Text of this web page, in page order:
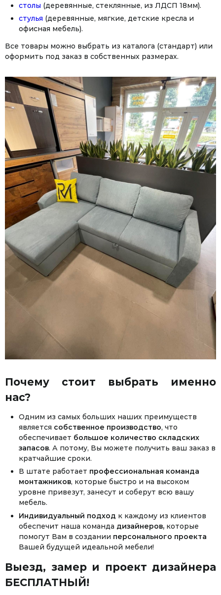
столы (деревянные, стеклянные, из ЛДСП 18мм).
стулья (деревянные, мягкие, детские кресла и
офисная мебель).
Все товары можно выбрать из каталога (стандарт) или
оформить под заказ в собственных размерах.
Почему стоит выбрать именно
нас?
Одним из самых больших наших преимуществ
является собственное производство, что
обеспечивает большое количество складских
запасов. А потому, Вы можете получить ваш заказ в
кратчайшие сроки.
В штате работает профессиональная команда
монтажников, которые быстро и на высоком
уровне привезут, занесут и соберут всю вашу
мебель.
Индивидуальный подход к каждому из клиентов
обеспечит наша команда дизайнеров, которые
помогут Вам в создании персонального проекта
Вашей будущей идеальной мебели!
Выезд, замер и проект дизайнера
БЕСПЛАТНЫЙ!